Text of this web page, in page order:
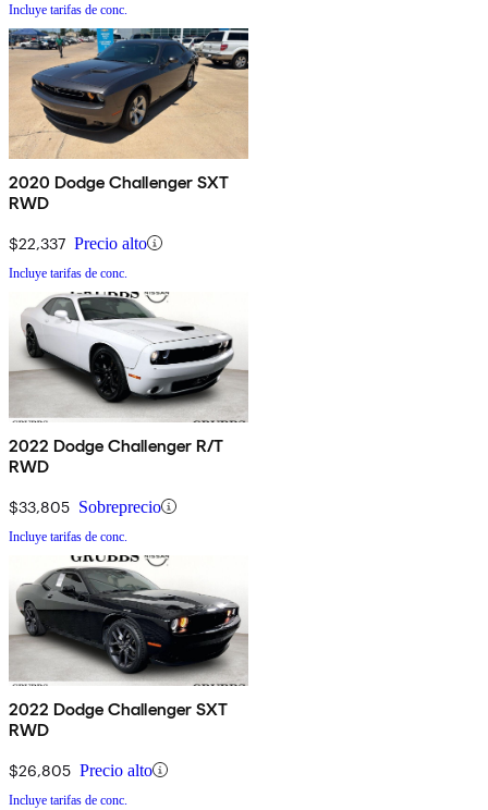
Incluye tarifas de conc.
2020 Dodge Challenger SXT
RWD
$22,337 Precio alto
Incluye tarifas de conc.
2022 Dodge Challenger R/T
RWD
$33,805 Sobreprecio
Incluye tarifas de conc.
2022 Dodge Challenger SXT
RWD
$26,805 Precio alto
Incluye tarifas de conc.